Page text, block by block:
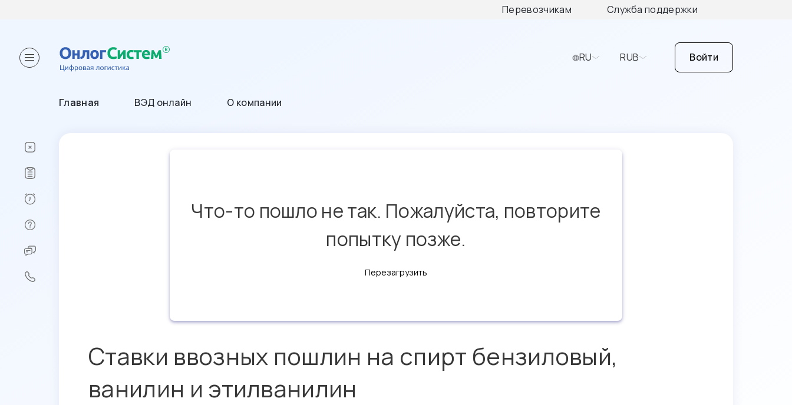
Перевозчикам Служба поддержки
RU RUB Войти
Главная ВЭД онлайн О компании
Что-то пошло не так. Пожалуйста, повторите
попытку позже.
Перезагрузить
Ставки ввозных пошлин на спирт бензиловый,
ванилин и этилванилин